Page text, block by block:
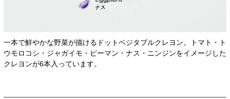
一本で鮮やかな野菜が描けるドットベジタブルクレヨン。トマト・ト
ウモロコシ・ジャガイモ・ピーマン・ナス・ニンジンをイメージした
クレヨンが6本入っています。